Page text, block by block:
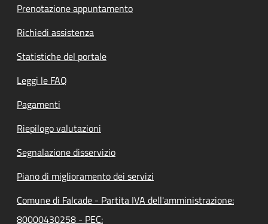
Prenotazione appuntamento
Richiedi assistenza
Statistiche del portale
Leggi le FAQ
Pagamenti
Riepilogo valutazioni
Segnalazione disservizio
Piano di miglioramento dei servizi
Comune di Falcade - Partita IVA dell'amministrazione:
80000430258 - PEC: